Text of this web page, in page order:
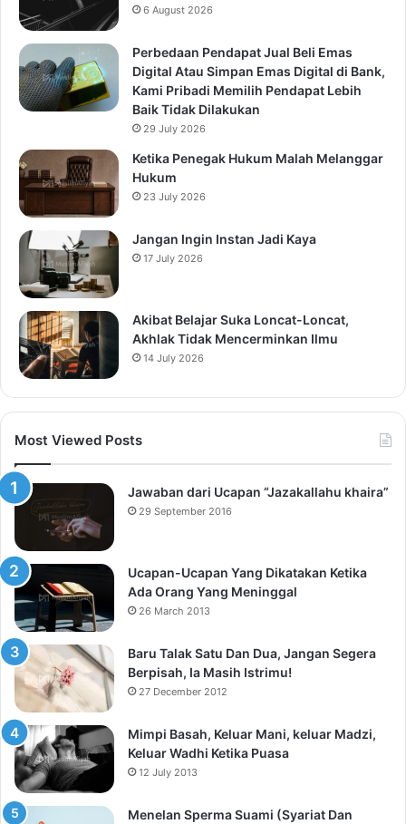
6 August 2026
Perbedaan Pendapat Jual Beli Emas
Digital Atau Simpan Emas Digital di Bank,
Kami Pribadi Memilih Pendapat Lebih
Baik Tidak Dilakukan
29 July 2026
Ketika Penegak Hukum Malah Melanggar
Hukum
23 July 2026
Jangan Ingin Instan Jadi Kaya
17 July 2026
Akibat Belajar Suka Loncat-Loncat,
Akhlak Tidak Mencerminkan Ilmu
14 July 2026
Most Viewed Posts
Jawaban dari Ucapan “Jazakallahu khaira”
29 September 2016
Ucapan-Ucapan Yang Dikatakan Ketika
Ada Orang Yang Meninggal
26 March 2013
Baru Talak Satu Dan Dua, Jangan Segera
Berpisah, Ia Masih Istrimu!
27 December 2012
Mimpi Basah, Keluar Mani, keluar Madzi,
Keluar Wadhi Ketika Puasa
12 July 2013
Menelan Sperma Suami (Syariat Dan